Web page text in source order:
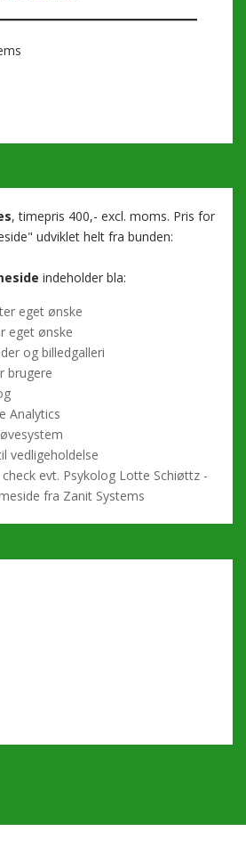
, timepris 400,- excl. moms. Pris for
udviklet helt fra bunden:
indeholder bla:
eget ønske
eget ønske
og billedgalleri
brugere
Analytics
vedligeholdelse
evt. Psykolog Lotte Schiøttz -
fra Zanit Systems